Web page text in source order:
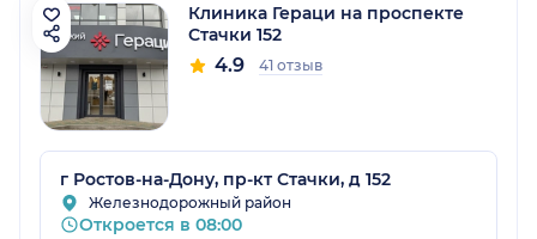
Клиника Гераци на проспекте
Стачки 152
4.9 41 отзыв
г Ростов-на-Дону, пр-кт Стачки, д 152
Железнодорожный район
Откроется в 08:00